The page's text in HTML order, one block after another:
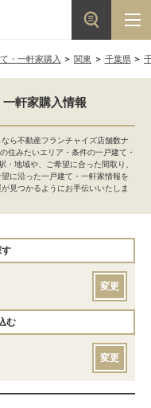
・一軒家購入 関東 千葉県
軒家購入情報
ら不動産フランチャイズ店舗数ナ
住みたいエリア・条件の一戸建て・
地域や、ご希望に合った間取り、
に沿った一戸建て・一軒家情報を
見つかるようにお手伝いいたしま
変更
む
変更